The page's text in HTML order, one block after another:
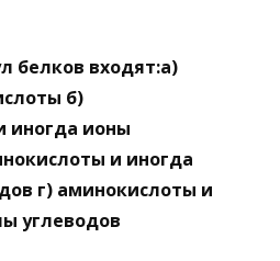
белков входят:а)
б)
иногда ионы
и иногда
г) аминокислоты и
углеводов